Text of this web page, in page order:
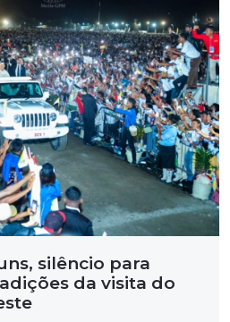
silêncio para
da visita do